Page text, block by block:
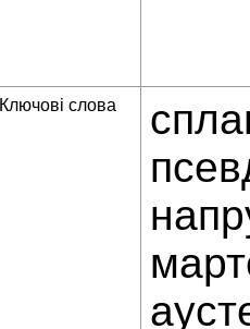
Ключові слова